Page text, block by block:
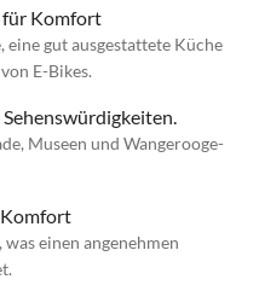
für Komfort
eine gut ausgestattete Küche
E-Bikes.
Sehenswürdigkeiten.
Museen und Wangerooge-
einen angenehmen